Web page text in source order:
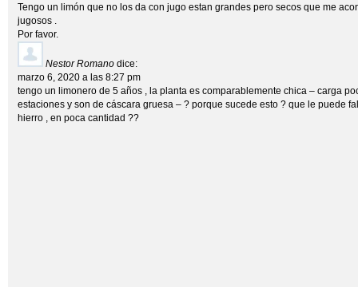
Tengo un limón que no los da con jugo estan grandes pero secos que me
jugosos .
Por favor.
Nestor Romano dice:
marzo 6, 2020 a las 8:27 pm
tengo un limonero de 5 años , la planta es comparablemente chica – carga
estaciones y son de cáscara gruesa – ? porque sucede esto ? que le puede
hierro , en poca cantidad ??